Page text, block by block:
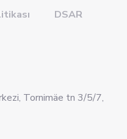
DSAR
Tornimäe tn 3/5/7,